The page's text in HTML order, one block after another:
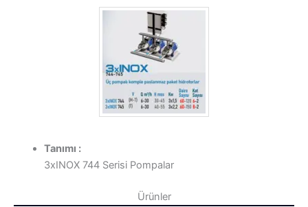
Tanımı :
3xINOX 744 Serisi Pompalar
Ürünler